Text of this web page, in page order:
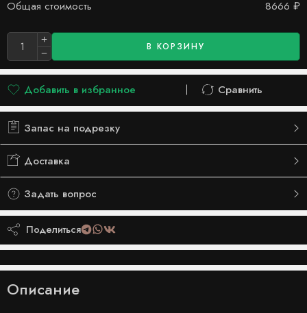
Общая стоимость
8666 ₽
В КОРЗИНУ
Добавить в избранное
Добавлено в список желаний
Сравнить
Сравнить
Запас на подрезку
Доставка
Задать вопрос
Поделиться
Описание